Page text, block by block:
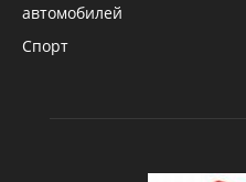
автомобилей
Cпорт